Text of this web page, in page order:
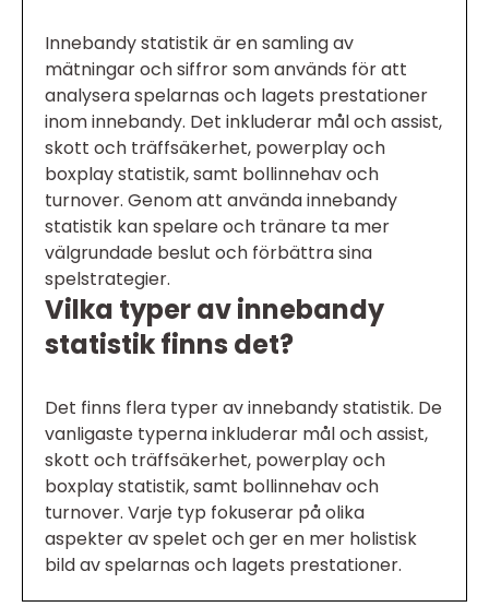
Innebandy statistik är en samling av
mätningar och siffror som används för att
analysera spelarnas och lagets prestationer
inom innebandy. Det inkluderar mål och assist,
skott och träffsäkerhet, powerplay och
boxplay statistik, samt bollinnehav och
turnover. Genom att använda innebandy
statistik kan spelare och tränare ta mer
välgrundade beslut och förbättra sina
spelstrategier.
Vilka typer av innebandy
statistik finns det?
Det finns flera typer av innebandy statistik. De
vanligaste typerna inkluderar mål och assist,
skott och träffsäkerhet, powerplay och
boxplay statistik, samt bollinnehav och
turnover. Varje typ fokuserar på olika
aspekter av spelet och ger en mer holistisk
bild av spelarnas och lagets prestationer.